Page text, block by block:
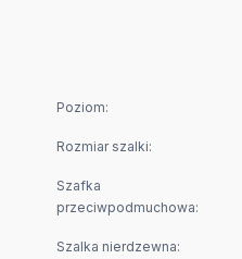
Poziom:
Rozmiar szalki:
Szafka
przeciwpodmuchowa:
Szalka nierdzewna: